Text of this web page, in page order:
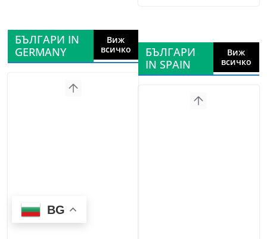
БЪЛГАРИ IN
GERMANY
Виж
всичко
БЪЛГАРИ
IN SPAIN
Виж
всичко
BG